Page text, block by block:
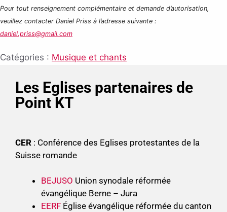
Pour tout renseignement complémentaire et demande d’autorisation,
veuillez contacter Daniel Priss à l’adresse suivante :
daniel.priss@gmail.com
Catégories : Musique et chants
Les Eglises partenaires de
Point KT
CER : Conférence des Eglises protestantes de la
Suisse romande
BEJUSO Union synodale réformée
évangélique Berne – Jura
EERF Église évangélique réformée du canton